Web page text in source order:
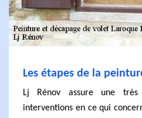
Les étapes de la
Lj Rénov assure une
interventions en ce qui